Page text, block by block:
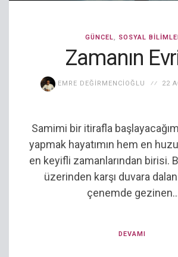
GÜNCEL, SOSYAL
Zamanın
EMRE DEĞIRMENCIOĞLU 22
Samimi bir itirafla
yapmak hayatımın hem en
en keyifli zamanlarından birisi.
üzerinden karşı duvara
çenemde
DEVAMI